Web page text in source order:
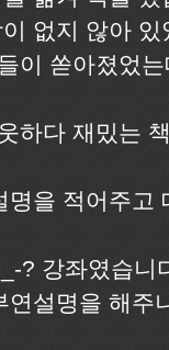
없지 않아
이 쏟아졌었
하다 재밌는
을 적어주고
? 강좌였습니
설명을 해주